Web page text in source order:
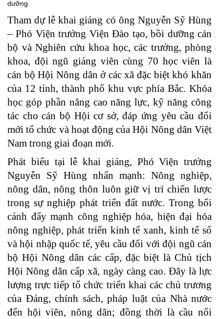
dưỡng.
Tham dự lễ khai giảng có ông Nguyễn Sỹ Hùng
– Phó Viện trưởng Viện Đào tạo, bồi dưỡng cán
bộ và Nghiên cứu khoa học, các trưởng, phòng
khoa, đội ngũ giảng viên cùng 70 học viên là
cán bộ Hội Nông dân ở các xã đặc biệt khó khăn
của 12 tỉnh, thành phố khu vực phía Bắc. Khóa
học góp phần nâng cao năng lực, kỹ năng công
tác cho cán bộ Hội cơ sở, đáp ứng yêu cầu đổi
mới tổ chức và hoạt động của Hội Nông dân Việt
Nam trong giai đoạn mới.
Phát biểu tại lễ khai giảng, Phó Viện trưởng
Nguyễn Sỹ Hùng nhấn mạnh: Nông nghiệp,
nông dân, nông thôn luôn giữ vị trí chiến lược
trong sự nghiệp phát triển đất nước. Trong bối
cảnh đẩy mạnh công nghiệp hóa, hiện đại hóa
nông nghiệp, phát triển kinh tế xanh, kinh tế số
và hội nhập quốc tế, yêu cầu đối với đội ngũ cán
bộ Hội Nông dân các cấp, đặc biệt là Chủ tịch
Hội Nông dân cấp xã, ngày càng cao. Đây là lực
lượng trực tiếp tổ chức triển khai các chủ trương
của Đảng, chính sách, pháp luật của Nhà nước
đến hội viên, nông dân; đồng thời là cầu nối